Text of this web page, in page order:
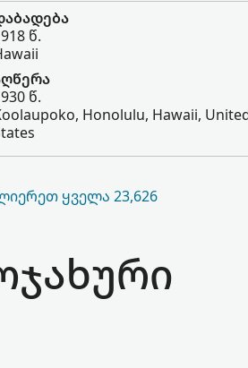
წ.
წ.
Honolulu, Hawaii,
ᲧᲕᲔᲚᲐ 23,626